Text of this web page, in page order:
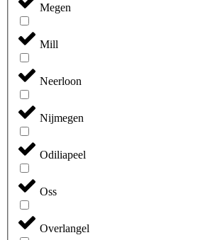
Megen
Mill
Neerloon
Nijmegen
Odiliapeel
Oss
Overlangel